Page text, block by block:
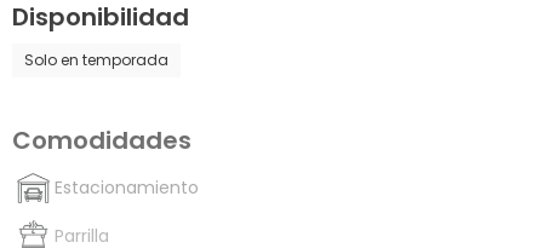
Disponibilidad
Solo en temporada
Comodidades
Estacionamiento
Parrilla